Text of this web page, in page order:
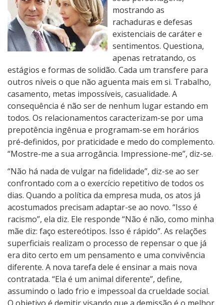
mostrando as
rachaduras e defesas
existenciais de caráter e
sentimentos. Questiona,
apenas retratando, os
estágios e formas de solidão. Cada um transfere para
outros níveis o que não aguenta mais em si. Trabalho,
casamento, metas impossíveis, casualidade. A
consequência é não ser de nenhum lugar estando em
todos. Os relacionamentos caracterizam-se por uma
prepotência ingênua e programam-se em horários
pré-definidos, por praticidade e medo do complemento.
“Mostre-me a sua arrogância. Impressione-me”, diz-se.
“Não há nada de vulgar na fidelidade”, diz-se ao ser
confrontado com a o exercício repetitivo de todos os
dias. Quando a política da empresa muda, os atos já
acostumados precisam adaptar-se ao novo. “Isso é
racismo”, ela diz. Ele responde “Não é não, como minha
mãe diz: faço estereótipos. Isso é rápido”. As relações
superficiais realizam o processo de repensar o que já
era dito certo em um pensamento e uma convivência
diferente. A nova tarefa dele é ensinar a mais nova
contratada. “Ela é um animal diferente”, define,
assumindo o lado frio e impessoal da crueldade social.